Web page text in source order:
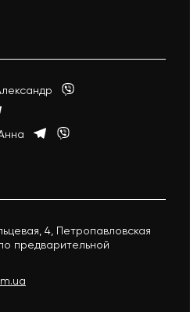
4, Петропавловская
предварительной